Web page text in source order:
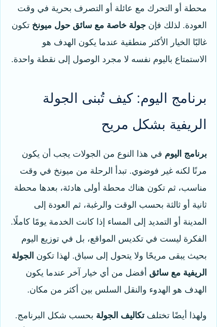
محطة أو التحرك مع عائلة أو التصرف بحرية في وقت
العودة. لذلك فإن جولة خاصة مع سائق حول ميونخ تكون
غالبًا الخيار الأكثر منطقية عندما يكون الهدف هو
الاستمتاع باليوم نفسه لا مجرد الوصول إلى نقطة واحدة.
برنامج اليوم: كيف تُبنى الجولة
الريفية بشكل مريح
برنامج اليوم في هذا النوع من الجولات يجب أن يكون
مرنًا لكنه غير فوضوي. تبدأ الرحلة من ميونخ في وقت
مناسب، ثم تكون هناك محطة أولى هادئة، بعدها محطة
ثانية أو ثالثة بحسب الوقت والرغبة، ثم العودة إلى
المدينة أو التمديد إلى المساء إذا كانت الخدمة يومًا كاملًا.
الفكرة ليست في تكديس المواقع، بل في توزيع اليوم
بحيث يبقى مريحًا ولا يتحول إلى سباق. لهذا تكون الجولة
الريفية مع سائق أفضل من أي خيار آخر عندما يكون
الهدف هو الهدوء والنقل السلس بين أكثر من مكان.
ولهذا أيضًا تختلفتكاليف الجولة بحسب شكل البرنامج.